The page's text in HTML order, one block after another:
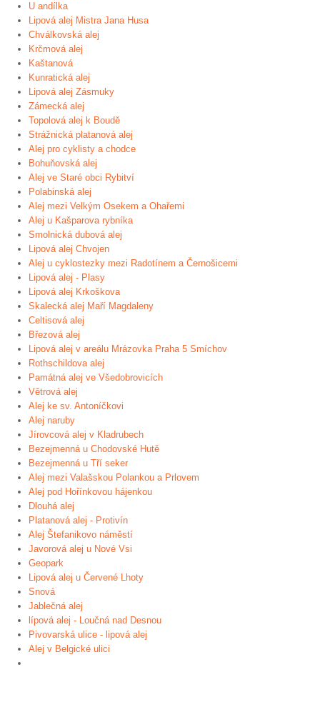
U andílka
Lipová alej Mistra Jana Husa
Chválkovská alej
Krčmová alej
Kaštanová
Kunratická alej
Lipová alej Zásmuky
Zámecká alej
Topolová alej k Boudě
Strážnická platanová alej
Alej pro cyklisty a chodce
Bohuňovská alej
Alej ve Staré obci Rybitví
Polabinská alej
Alej mezi Velkým Osekem a Ohařemi
Alej u Kašparova rybníka
Smolnická dubová alej
Lipová alej Chvojen
Alej u cyklostezky mezi Radotínem a Černošicemi
Lipová alej - Plasy
Lipová alej Krkoškova
Skalecká alej Maří Magdaleny
Celtisová alej
Březová alej
Lipová alej v areálu Mrázovka Praha 5 Smíchov
Rothschildova alej
Památná alej ve Všedobrovicích
Větrová alej
Alej ke sv. Antoníčkovi
Alej naruby
Jírovcová alej v Kladrubech
Bezejmenná u Chodovské Hutě
Bezejmenná u Tří seker
Alej mezi Valašskou Polankou a Prlovem
Alej pod Hořínkovou hájenkou
Dlouhá alej
Platanová alej - Protivín
Alej Štefanikovo náměstí
Javorová alej u Nové Vsi
Geopark
Lipová alej u Červené Lhoty
Snová
Jablečná alej
lípová alej - Loučná nad Desnou
Pivovarská ulice - lipová alej
Alej v Belgické ulici